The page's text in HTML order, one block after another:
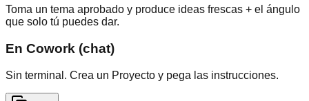
Toma un tema aprobado y produce ideas frescas + el ángulo
que solo tú puedes dar.
En Cowork (chat)
Sin terminal. Crea un Proyecto y pega las instrucciones.